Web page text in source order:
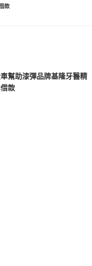
款
幫助漆彈品牌基隆牙醫精
款